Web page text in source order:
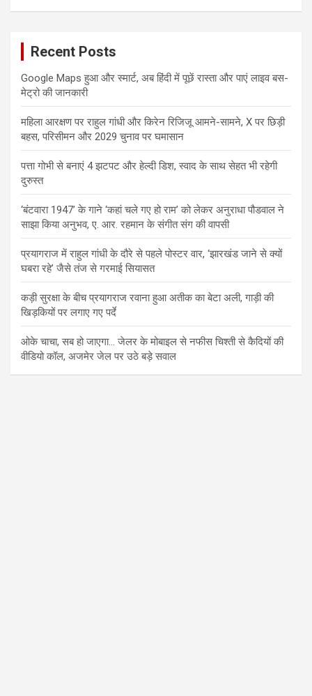
Recent Posts
Google Maps हुआ और स्मार्ट, अब हिंदी में पूछें रास्ता और पाएं लाइव बस-
मेट्रो की जानकारी
महिला आरक्षण पर राहुल गांधी और किरेन रिजिजू आमने-सामने, X पर छिड़ी
बहस, परिसीमन और 2029 चुनाव पर घमासान
पत्ता गोभी से बनाएं 4 झटपट और हेल्दी डिश, स्वाद के साथ सेहत भी रहेगी
दुरुस्त
‘बंटवारा 1947’ के गाने ‘कहां चले गए हो राम’ को लेकर अनुराधा पौडवाल ने
साझा किया अनुभव, ए. आर. रहमान के संगीत संग की वापसी
प्रयागराज में राहुल गांधी के दौरे से पहले पोस्टर वार, ‘झारखंड जाने से क्यों
घबरा रहे’ जैसे तंज से गरमाई सियासत
कड़ी सुरक्षा के बीच प्रयागराज रवाना हुआ अतीक का बेटा अली, गाड़ी की
खिड़कियों पर लगाए गए पर्दे
ओके चाचा, सब हो जाएगा… जेलर के मोबाइल से नफीस चिश्ती से कैदियों की
वीडियो कॉल, अजमेर जेल पर उठे बड़े सवाल